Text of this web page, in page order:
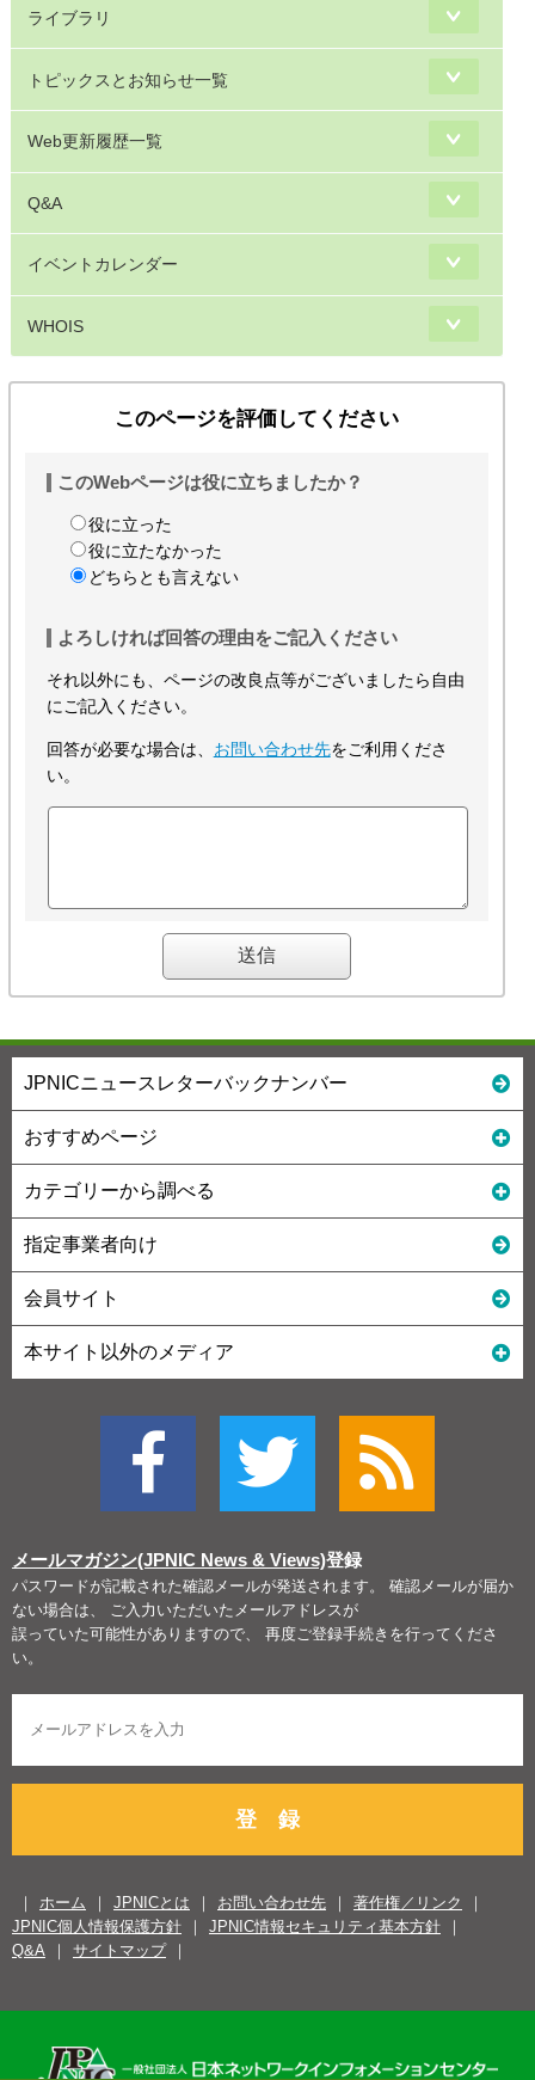
ライブラリ
トピックスとお知らせ一覧
Web更新履歴一覧
Q&A
イベントカレンダー
WHOIS
このページを評価してください
このWebページは役に立ちましたか？
役に立った
役に立たなかった
どちらとも言えない
よろしければ回答の理由をご記入ください
それ以外にも、ページの改良点等がございましたら自由
にご記入ください。
回答が必要な場合は、 お問い合わせ先をご利用くださ
い。
JPNICニュースレターバックナンバー
おすすめページ
カテゴリーから調べる
指定事業者向け
会員サイト
本サイト以外のメディア
メールマガジン(JPNIC News & Views)登録
パスワードが記載された確認メールが発送されます。 確認メールが届か
ない場合は、 ご入力いただいたメールアドレスが
誤っていた可能性がありますので、 再度ご登録手続きを行ってくださ
い。
登 録
ホーム JPNICとは お問い合わせ先
著作権／リンク
JPNIC個人情報保護方針
JPNIC情報セキュリティ基本方針
Q&A
サイトマップ